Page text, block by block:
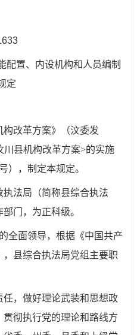
配置、内设机构和人员编制
定
构改革方案》（汶委发
川县机构改革方案>的实施
号），制定本规定。
执法局（简称县综合执法
门，为正科级。
全面领导，根据《中国共产
县综合执法局党组主要职
任，做好理论武装和思想政
彻执行党的理论和路线方